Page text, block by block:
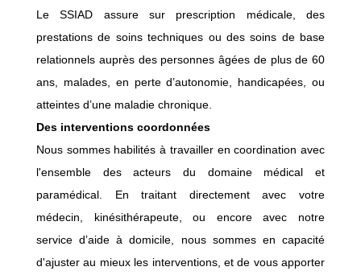
Le SSIAD assure sur prescription médicale, des
prestations de soins techniques ou des soins de base
relationnels auprès des personnes âgées de plus de 60
ans, malades, en perte d’autonomie, handicapées, ou
atteintes d’une maladie chronique.
Des interventions coordonnées
Nous sommes habilités à travailler en coordination avec
l'ensemble des acteurs du domaine médical et
paramédical. En traitant directement avec votre
médecin, kinésithérapeute, ou encore avec notre
service d’aide à domicile, nous sommes en capacité
d'ajuster au mieux les interventions, et de vous apporter